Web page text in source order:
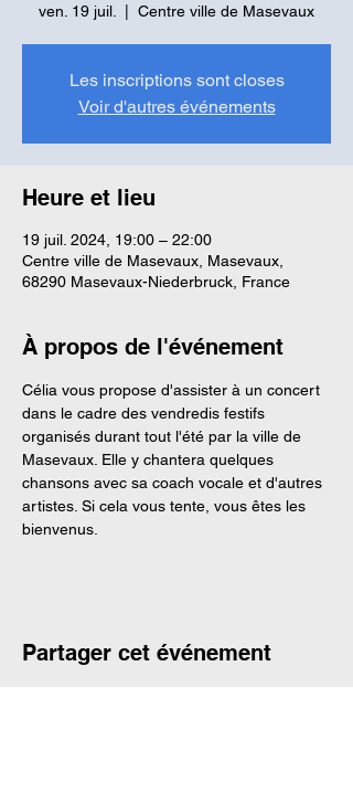
ven. 19 juil. Centre ville de Masevaux
Les inscriptions sont closes
Voir d'autres événements
Heure et lieu
19 juil. 2024, 19:00 – 22:00
Centre ville de Masevaux, Masevaux,
68290 Masevaux-Niederbruck, France
À propos de l'événement
Célia vous propose d'assister à un concert
dans le cadre des vendredis festifs
organisés durant tout l'été par la ville de
Masevaux. Elle y chantera quelques
chansons avec sa coach vocale et d'autres
artistes. Si cela vous tente, vous êtes les
bienvenus.
Partager cet événement